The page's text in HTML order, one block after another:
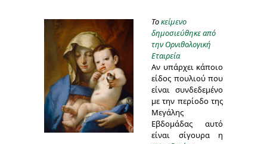
Τοκείμενο
δημοσιεύθηκε από
την Ορνιθολογική
Εταιρεία
Αν υπάρχει κάποιο
είδος πουλιού που
είναι συνδεδεμένο
με την περίοδο της
Μεγάλης
Εβδομάδας αυτό
είναι σίγουρα η